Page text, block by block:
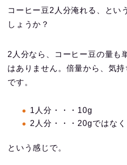
コーヒー豆2人分淹れる、とい
しょうか？
2人分なら、コーヒー豆の量も
はありません。倍量から、気
です。
1人分・・・10g
2人分・・・20gではな
という感じで。